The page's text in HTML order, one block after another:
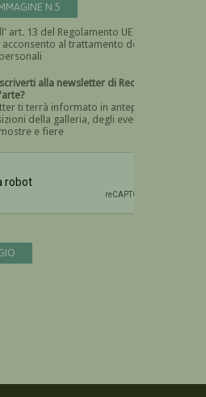
N.5
art. 13 del Regolamento UE n.
al trattamento dei
Devi dare il consenso
alla newsletter di Recta
ti terrà informato in anteprima
della galleria, degli eventi
e fiere